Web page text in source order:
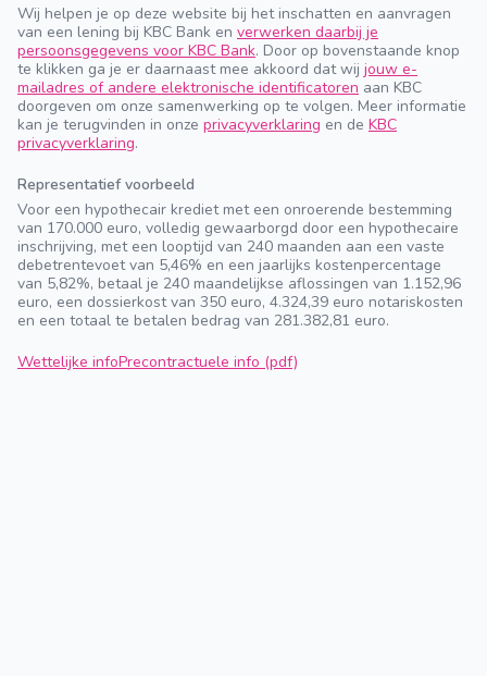
Wij helpen je op deze website bij het inschatten en aanvragen
van een lening bij KBC Bank en verwerken daarbij je
persoonsgegevens voor KBC Bank. Door op bovenstaande knop
te klikken ga je er daarnaast mee akkoord dat wij jouw e-
mailadres of andere elektronische identificatoren aan KBC
doorgeven om onze samenwerking op te volgen. Meer informatie
kan je terugvinden in onze privacyverklaring en de KBC
privacyverklaring.
Representatief voorbeeld
Voor een hypothecair krediet met een onroerende bestemming
van 170.000 euro, volledig gewaarborgd door een hypothecaire
inschrijving, met een looptijd van 240 maanden aan een vaste
debetrentevoet van 5,46% en een jaarlijks kostenpercentage
van 5,82%, betaal je 240 maandelijkse aflossingen van 1.152,96
euro, een dossierkost van 350 euro, 4.324,39 euro notariskosten
en een totaal te betalen bedrag van 281.382,81 euro.
Wettelijke infoPrecontractuele info (pdf)